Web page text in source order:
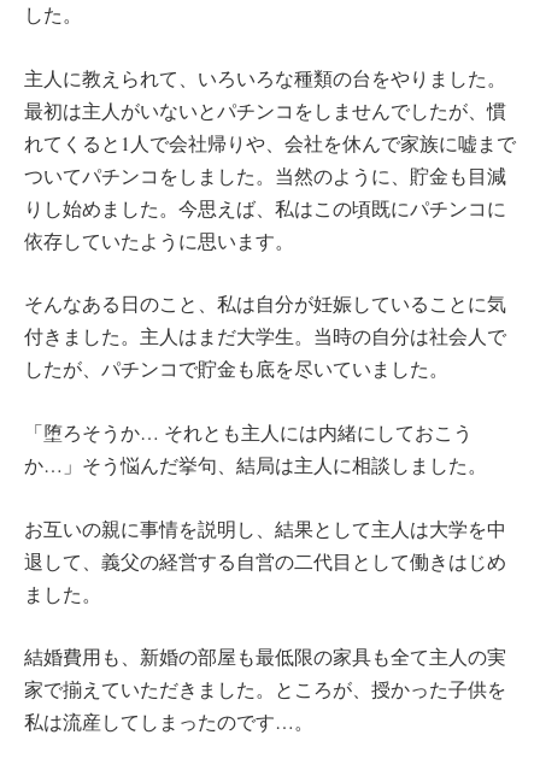
した。
主人に教えられて、いろいろな種類の台をやりました。
最初は主人がいないとパチンコをしませんでしたが、慣
れてくると1人で会社帰りや、会社を休んで家族に嘘まで
ついてパチンコをしました。当然のように、貯金も目減
りし始めました。今思えば、私はこの頃既にパチンコに
依存していたように思います。
そんなある日のこと、私は自分が妊娠していることに気
付きました。主人はまだ大学生。当時の自分は社会人で
したが、パチンコで貯金も底を尽いていました。
「堕ろそうか… それとも主人には内緒にしておこう
か…」そう悩んだ挙句、結局は主人に相談しました。
お互いの親に事情を説明し、結果として主人は大学を中
退して、義父の経営する自営の二代目として働きはじめ
ました。
結婚費用も、新婚の部屋も最低限の家具も全て主人の実
家で揃えていただきました。ところが、授かった子供を
私は流産してしまったのです…。